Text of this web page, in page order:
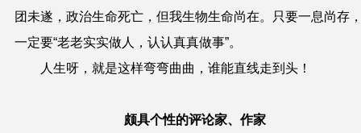
团未遂，政治生命死亡， 但我生物生命尚在。只要一息尚存
一定要“老老实实做人，认认真真做事”。
人生呀，就是这样弯弯曲曲，谁能直线走到头！
颇具个性的评论家、作家